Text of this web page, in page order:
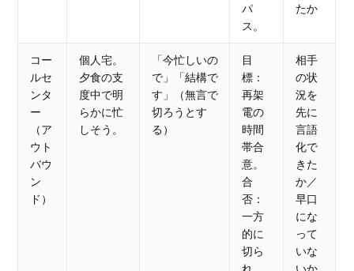
パ
ス。
たか
コー
ルセ
ンタ
ー
（ア
ウト
バウ
ン
ド）
個人宅。
夕食の支
度中で明
らかに忙
しそう。
「今忙しいの
で」「結構で
す」（無言で
切ろうとす
る）
目
標：
再架
電の
時間
帯合
意。
合
否：
一方
的に
切ら
相手
の状
況を
先に
言語
化で
きた
か／
早口
にな
って
いな